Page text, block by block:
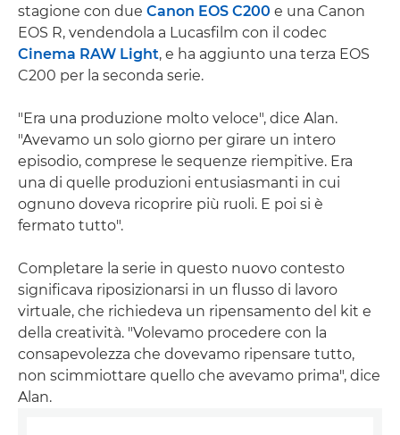
stagione con due Canon EOS C200 e una Canon
EOS R, vendendola a Lucasfilm con il codec
Cinema RAW Light, e ha aggiunto una terza EOS
C200 per la seconda serie.
"Era una produzione molto veloce", dice Alan.
"Avevamo un solo giorno per girare un intero
episodio, comprese le sequenze riempitive. Era
una di quelle produzioni entusiasmanti in cui
ognuno doveva ricoprire più ruoli. E poi si è
fermato tutto".
Completare la serie in questo nuovo contesto
significava riposizionarsi in un flusso di lavoro
virtuale, che richiedeva un ripensamento del kit e
della creatività. "Volevamo procedere con la
consapevolezza che dovevamo ripensare tutto,
non scimmiottare quello che avevamo prima", dice
Alan.